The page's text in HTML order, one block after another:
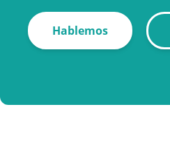
Hablemos